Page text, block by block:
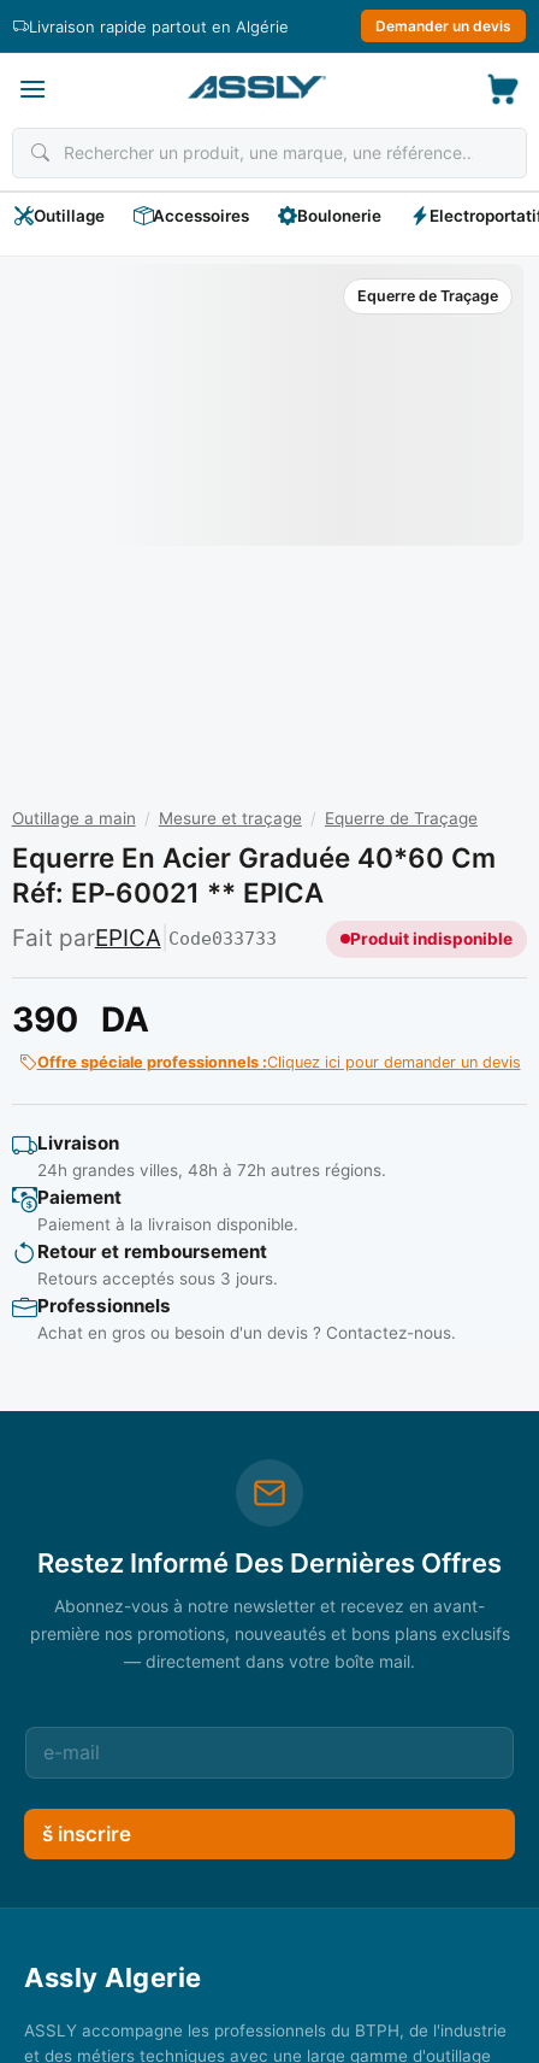
Livraison rapide partout en Algérie Demander un devis
Outillage Accessoires Boulonerie
Equerre de Traçage
Outillage a main / Mesure et traçage / Equerre de Traçage
Equerre En Acier Graduée 40*60 Cm
Réf: EP-60021 ** EPICA
Fait parEPICA| Code033733 Produit indisponible
390 DA
Offre spéciale professionnels :Cliquez ici pour demander un devis
Livraison
24h grandes villes, 48h à 72h autres régions.
Paiement
Paiement à la livraison disponible.
Retour et remboursement
Retours acceptés sous 3 jours.
Professionnels
Achat en gros ou besoin d'un devis ? Contactez-nous.
Restez Informé Des Dernières Offres
Abonnez-vous à notre newsletter et recevez en avant-
première nos promotions, nouveautés et bons plans exclusifs
— directement dans votre boîte mail.
š inscrire
Assly Algerie
ASSLY accompagne les professionnels du BTPH, de l'industrie
et des métiers techniques avec une large gamme d'outillage